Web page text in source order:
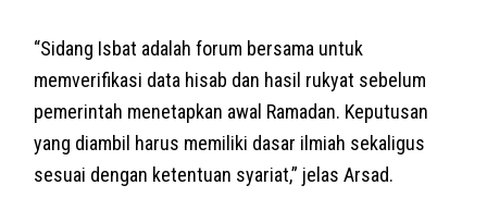
“Sidang Isbat adalah forum bersama untuk
memverifikasi data hisab dan hasil rukyat sebelum
pemerintah menetapkan awal Ramadan. Keputusan
yang diambil harus memiliki dasar ilmiah sekaligus
sesuai dengan ketentuan syariat,” jelas Arsad.